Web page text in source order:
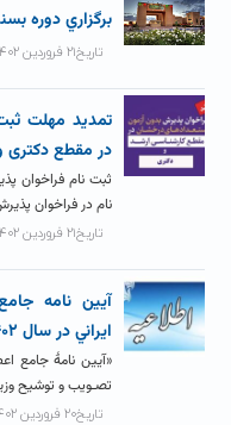
برگزاري دوره
تاریخ۲۱ فروردین ۱۴۰۲
تمدید مهلت
در مقطع دکتری و
ثبت نام فراخوان
نام در فراخوان
تاریخ۲۱ فروردین ۱۴۰۲
آيين نامه
ايراني در سال ۱۴۰۲
«آیین نامۀ جامع
تصـویب و توشیح
تاریخ۲۰ فروردین ۱۴۰۲